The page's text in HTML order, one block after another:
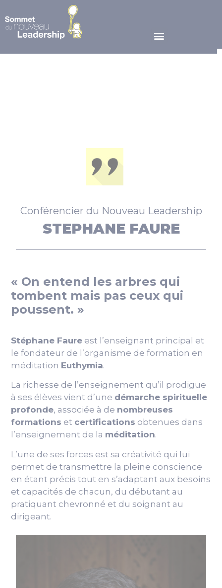
Conférencier du Nouveau Leadership
STEPHANE FAURE
« On entend les arbres qui
tombent mais pas ceux qui
poussent. »
Stéphane Faure est l’enseignant principal et
le fondateur de l’organisme de formation en
méditation Euthymia.
La richesse de l’enseignement qu’il prodigue
à ses élèves vient d’une démarche spirituelle
profonde, associée à de nombreuses
formations et certifications obtenues dans
l’enseignement de la méditation.
L’une de ses forces est sa créativité qui lui
permet de transmettre la pleine conscience
en étant précis tout en s’adaptant aux besoins
et capacités de chacun, du débutant au
pratiquant chevronné et du soignant au
dirigeant.